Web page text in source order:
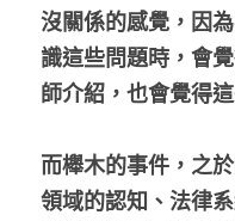
沒關係的感覺，因
識這些問題時，會
師介紹，也會覺得
而櫸木的事件，之
領域的認知、法律